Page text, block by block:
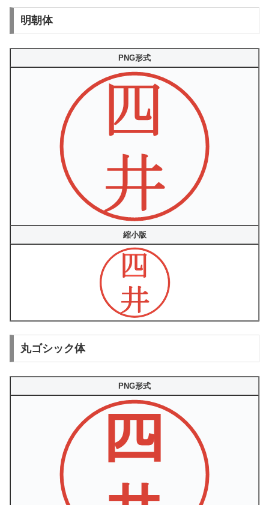
明朝体
PNG形式
縮小版
丸ゴシック体
PNG形式